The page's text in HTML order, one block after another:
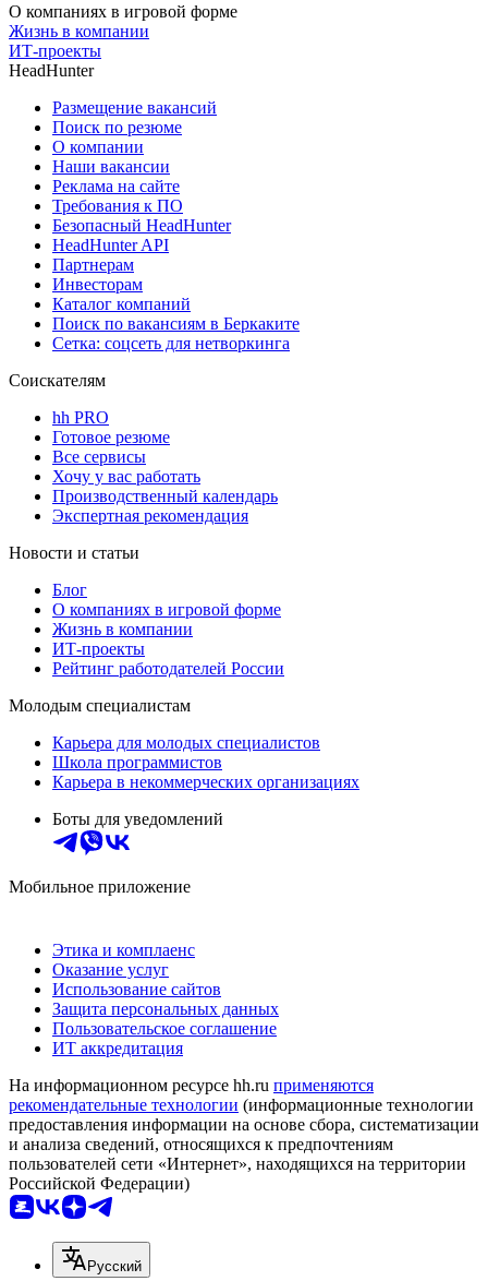
О компаниях в игровой форме
Жизнь в компании
ИТ-проекты
HeadHunter
Размещение вакансий
Поиск по резюме
О компании
Наши вакансии
Реклама на сайте
Требования к ПО
Безопасный HeadHunter
HeadHunter API
Партнерам
Инвесторам
Каталог компаний
Поиск по вакансиям в Беркаките
Сетка: соцсеть для нетворкинга
Соискателям
hh PRO
Готовое резюме
Все сервисы
Хочу у вас работать
Производственный календарь
Экспертная рекомендация
Новости и статьи
Блог
О компаниях в игровой форме
Жизнь в компании
ИТ-проекты
Рейтинг работодателей России
Молодым специалистам
Карьера для молодых специалистов
Школа программистов
Карьера в некоммерческих организациях
Боты для уведомлений
Мобильное приложение
Этика и комплаенс
Оказание услуг
Использование сайтов
Защита персональных данных
Пользовательское соглашение
ИТ аккредитация
На информационном ресурсе hh.ru применяются
рекомендательные технологии (информационные технологии
предоставления информации на основе сбора, систематизации
и анализа сведений, относящихся к предпочтениям
пользователей сети «Интернет», находящихся на территории
Российской Федерации)
Русский